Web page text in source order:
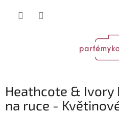
Heathcote & Ivory
na ruce -